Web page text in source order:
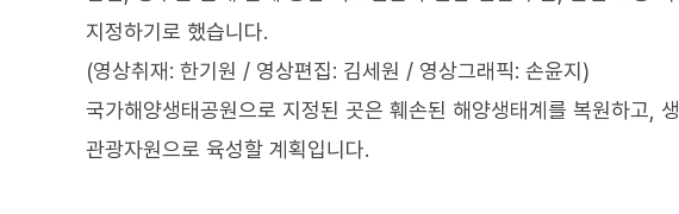
지정하기로 했습니다.
(영상취재: 한기원 / 영상편집: 김세원 / 영상그래픽: 손윤지)
국가해양생태공원으로 지정된 곳은 훼손된 해양생태계를 복원하고,
관광자원으로 육성할 계획입니다.